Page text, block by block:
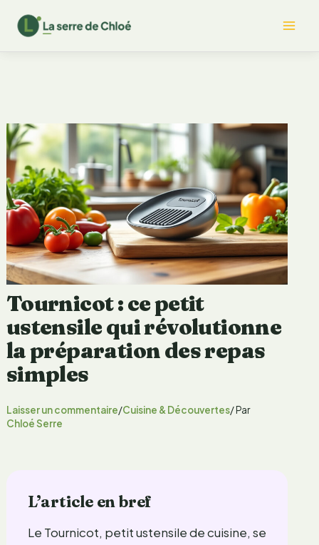
contenu
Tournicot : ce petit
ustensile qui révolutionne
la préparation des repas
simples
Laisser un commentaire/Cuisine & Découvertes/ Par
Chloé Serre
L’article en bref
Le Tournicot, petit ustensile de cuisine, se